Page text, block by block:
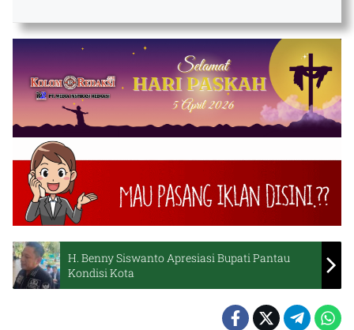
H. Benny Siswanto Apresiasi Bupati Pantau
Kondisi Kota